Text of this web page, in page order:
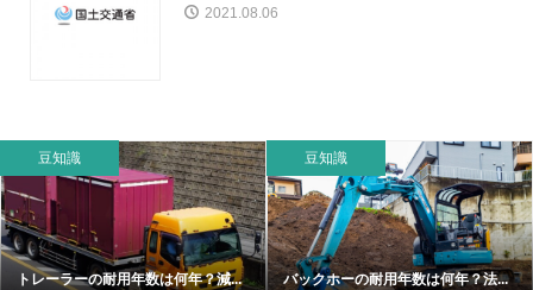
2021.08.06
豆知識
トレーラーの耐用年数は何年？減...
豆知識
バックホーの耐用年数は何年？法...